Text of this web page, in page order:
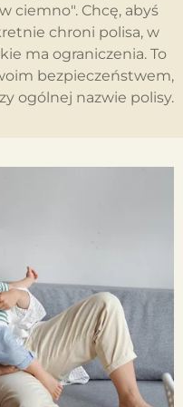
ciemno". Chcę, abyś
chroni polisa, w
ma ograniczenia. To
bezpieczeństwem,
ogólnej nazwie polisy.